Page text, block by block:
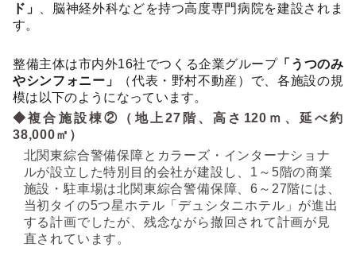
ド」
、脳神経外科などを持つ高度専門病院を建設されま
す。
整備主体は市内外16社でつくる企業グループ「うつのみ
やシンフォニー」
（代表・野村不動産）で、各施設の規
模は以下のようになっています。
◆複合施設棟②（地上 27 階、高さ 120 ｍ、延べ約
38,000㎡）
北関東綜合警備保障とカラーズ・インターナショナ
ルが設立した特別目的会社が建設し、 1 ～ 5階の商業
施設・駐車場は北関東綜合警備保障、6 ～ 27階には、
当初タイの5つ星ホテル「デュシタニホテル」が進出
する計画でしたが、残念ながら撤回されて計画が見
直されています。